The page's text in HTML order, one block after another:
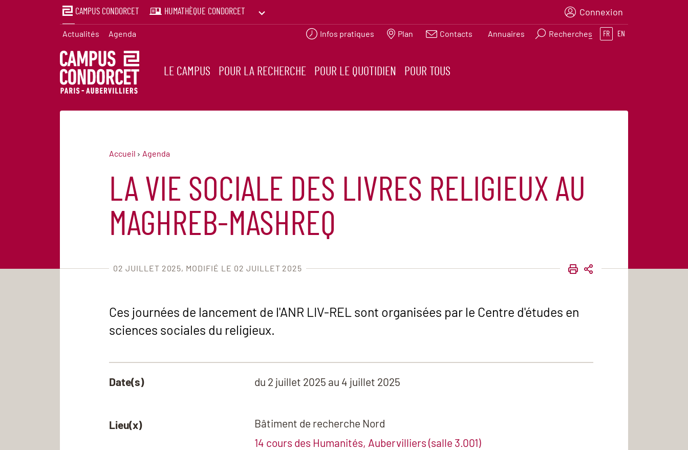
CAMPUS CONDORCET HUMATHÈQUE CONDORCET
PRINTEMPS DES HUMANITÉS
Connexion
Actualités Agenda Infos pratiques Plan Contacts Annuaires Recherches FR EN
LE CAMPUS POUR LA RECHERCHE POUR LE QUOTIDIEN POUR TOUS
Accueil Agenda
LA VIE SOCIALE DES LIVRES RELIGIEUX AU
MAGHREB-MASHREQ
02 JUILLET 2025 MODIFIÉ LE 02 JUILLET 2025 IMPRIMER
PARTAGER
Ces journées de lancement de l'ANR LIV-REL sont organisées par le Centre d'études en
sciences sociales du religieux.
Date(s) du 2 juillet 2025 au 4 juillet 2025
Lieu(x)
Bâtiment de recherche Nord
14 cours des Humanités, Aubervilliers (salle 3.001)